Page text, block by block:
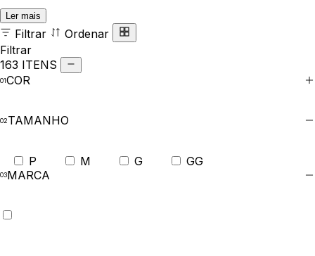
Ler mais
Filtrar
Ordenar
Filtrar
163 ITENS
COR
TAMANHO
P M G
GG
MARCA